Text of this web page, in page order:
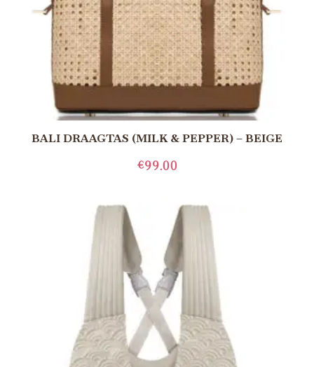
BALI DRAAGTAS (MILK & PEPPER) – BEIGE
€99.00